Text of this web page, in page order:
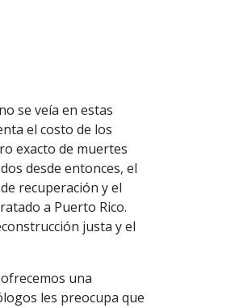
se veía en estas
el costo de los
exacto de muertes
desde entonces, el
recuperación y el
a Puerto Rico.
justa y el
una
les preocupa que